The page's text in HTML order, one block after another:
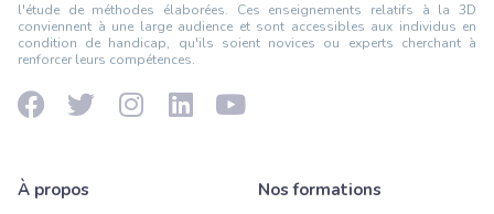
l'étude de méthodes élaborées. Ces enseignements relatifs à la 3D
conviennent à une large audience et sont accessibles aux individus en
condition de handicap, qu'ils soient novices ou experts cherchant à
renforcer leurs compétences.
À propos Nos formations